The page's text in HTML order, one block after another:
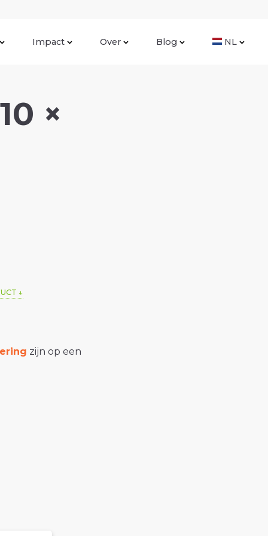
Impact Over Blog NL
×
zijn op een